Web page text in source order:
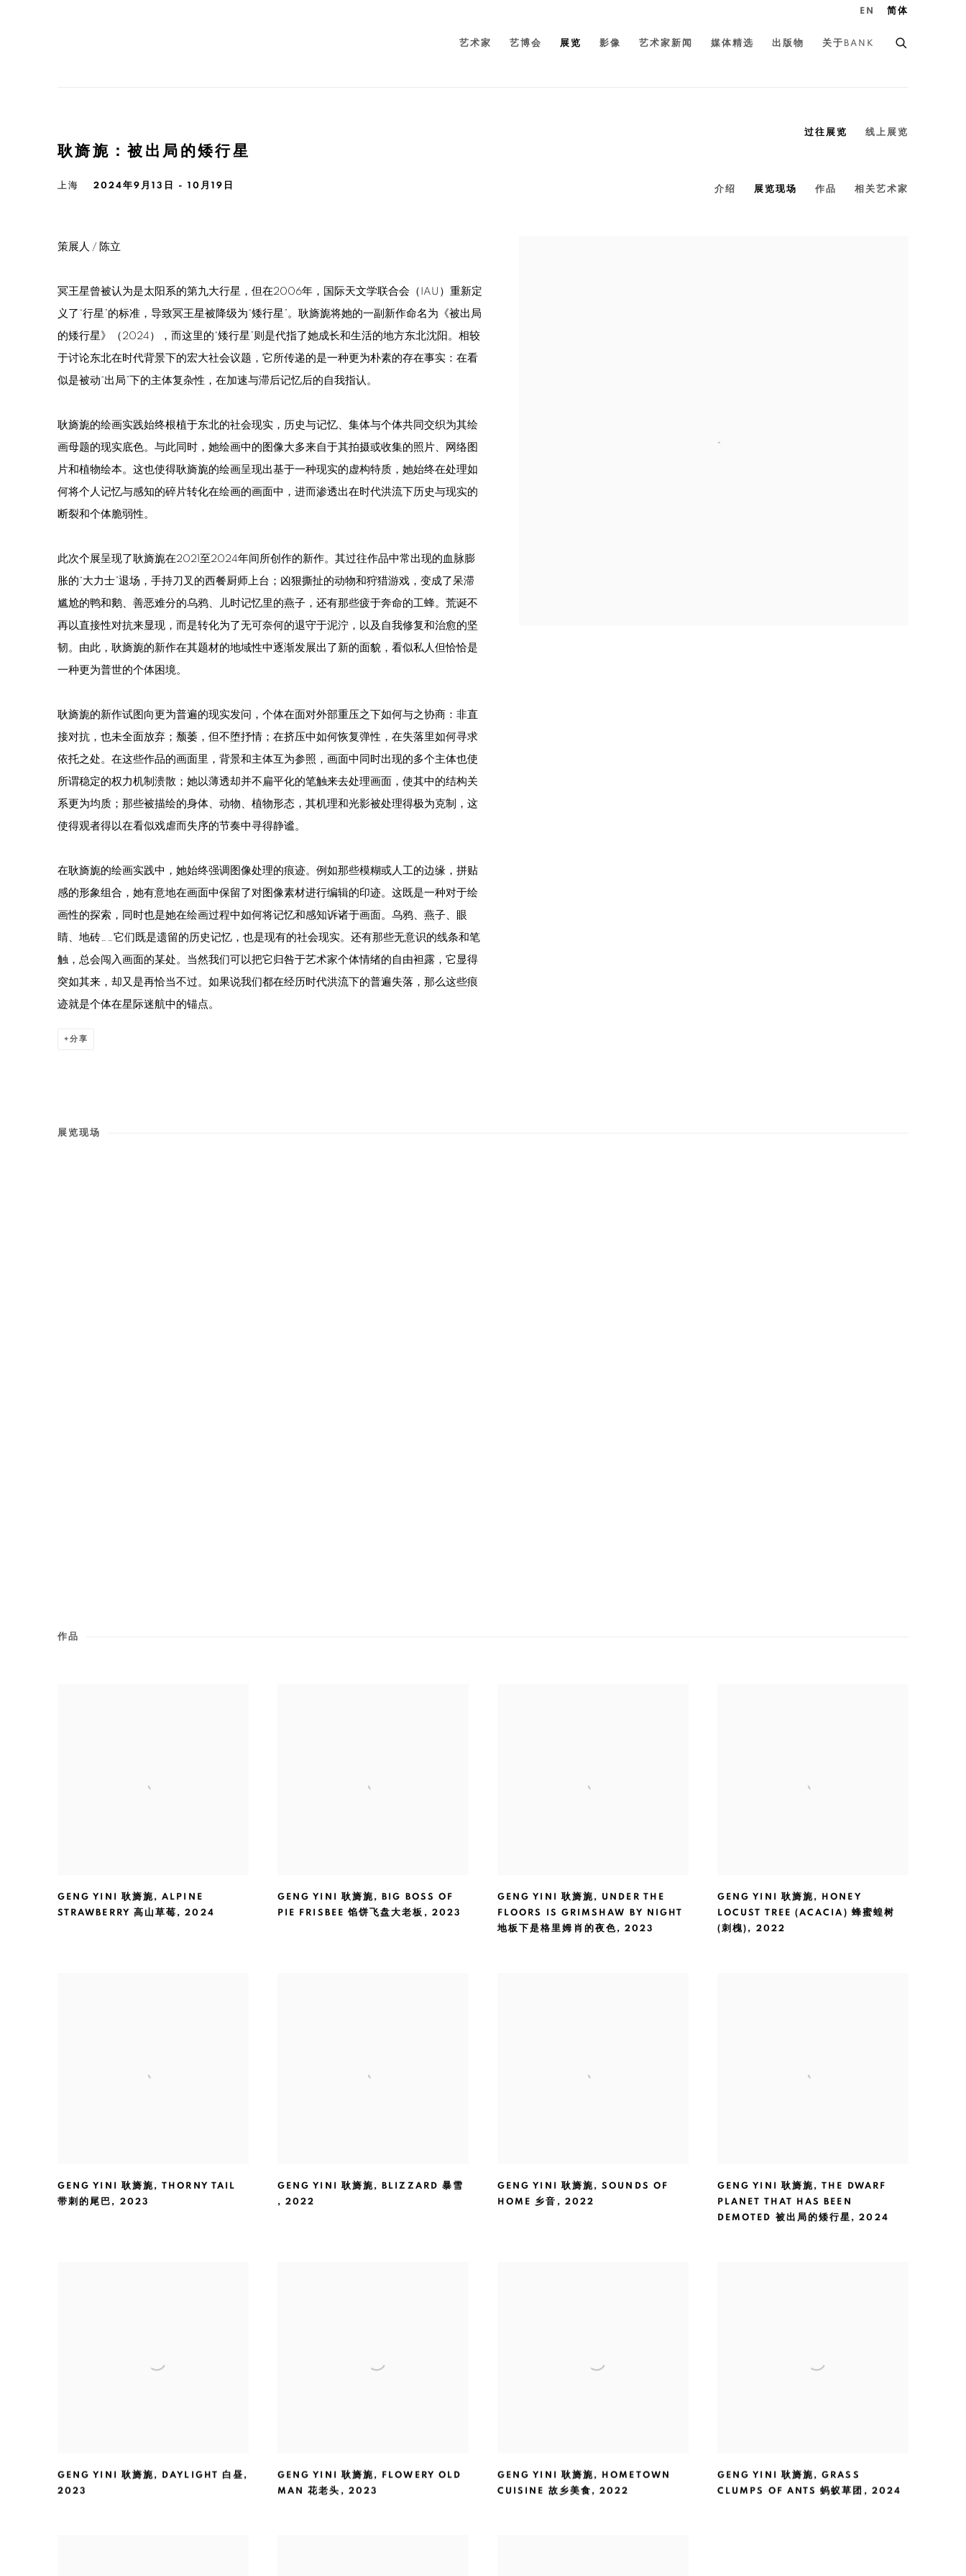
艺术家 艺博会 展览 影像 艺术家新闻 媒体精选 出版物 关于BANK
EN 简体
过往展览 线上展览
耿旖旎：被出局的矮行星
2024年9月13日 - 10月19日
上海 介绍 展览现场 作品 相关艺术家
策展人 / 陈立
冥王星曾被认为是太阳系的第九大行星，但在2006年，国际天文学联合会（IAU）重新定
义了“行星”的标准，导致冥王星被降级为“矮行星”。耿旖旎将她的一副新作命名为《被出局
的矮行星》（2024），而这里的“矮行星”则是代指了她成长和生活的地方东北沈阳。相较
于讨论东北在时代背景下的宏大社会议题，它所传递的是一种更为朴素的存在事实：在看
似是被动“出局”下的主体复杂性，在加速与滞后记忆后的自我指认。
耿旖旎的绘画实践始终根植于东北的社会现实，历史与记忆、集体与个体共同交织为其绘
画母题的现实底色。与此同时，她绘画中的图像大多来自于其拍摄或收集的照片、网络图
片和植物绘本。这也使得耿旖旎的绘画呈现出基于一种现实的虚构特质，她始终在处理如
何将个人记忆与感知的碎片转化在绘画的画面中，进而渗透出在时代洪流下历史与现实的
断裂和个体脆弱性。
此次个展呈现了耿旖旎在2021至2024年间所创作的新作。其过往作品中常出现的血脉膨
胀的“大力士”退场，手持刀叉的西餐厨师上台；凶狠撕扯的动物和狩猎游戏，变成了呆滞
尴尬的鸭和鹅、善恶难分的乌鸦、儿时记忆里的燕子，还有那些疲于奔命的工蜂。荒诞不
再以直接性对抗来显现，而是转化为了无可奈何的退守于泥泞，以及自我修复和治愈的坚
韧。由此，耿旖旎的新作在其题材的地域性中逐渐发展出了新的面貌，看似私人但恰恰是
一种更为普世的个体困境。
耿旖旎的新作试图向更为普遍的现实发问，个体在面对外部重压之下如何与之协商：非直
接对抗，也未全面放弃；颓萎，但不堕抒情；在挤压中如何恢复弹性，在失落里如何寻求
依托之处。在这些作品的画面里，背景和主体互为参照，画面中同时出现的多个主体也使
所谓稳定的权力机制溃散；她以薄透却并不扁平化的笔触来去处理画面，使其中的结构关
系更为均质；那些被描绘的身体、动物、植物形态，其机理和光影被处理得极为克制，这
使得观者得以在看似戏虐而失序的节奏中寻得静谧。
在耿旖旎的绘画实践中，她始终强调图像处理的痕迹。例如那些模糊或人工的边缘，拼贴
感的形象组合，她有意地在画面中保留了对图像素材进行编辑的印迹。这既是一种对于绘
画性的探索，同时也是她在绘画过程中如何将记忆和感知诉诸于画面。乌鸦、燕子、眼
睛、地砖……它们既是遗留的历史记忆，也是现有的社会现实。还有那些无意识的线条和笔
触，总会闯入画面的某处。当然我们可以把它归咎于艺术家个体情绪的自由袒露，它显得
突如其来，却又是再恰当不过。如果说我们都在经历时代洪流下的普遍失落，那么这些痕
迹就是个体在星际迷航中的锚点。
分享
展览现场
作品
GENG YINI 耿旖旎,ALPINE
STRAWBERRY 高山草莓 ,2024
GENG YINI 耿旖旎,
BIG BOSS OF
PIE FRISBEE 馅饼飞盘大老板 , 2023
GENG YINI 耿旖旎, UNDER THE
FLOORS IS GRIMSHAW BY NIGHT
地板下是格里姆肖的夜色,2023
GENG YINI 耿旖旎,
HONEY
LOCUST TREE (ACACIA) 蜂蜜蝗树
(刺槐) , 2022
GENG YINI 耿旖旎,THORNY TAIL
带刺的尾巴 , 2023
GENG YINI 耿旖旎,
BLIZZARD 暴雪
,2022
GENG YINI 耿旖旎,SOUNDS OF
HOME 乡音 , 2022
GENG YINI 耿旖旎,THE DWARF
PLANET THAT HAS BEEN
DEMOTED 被出局的矮行星 ,2024
GENG YINI 耿旖旎, DAYLIGHT 白昼 ,
2023
GENG YINI 耿旖旎, FLOWERY OLD
MAN 花老头 , 2023
GENG YINI 耿旖旎, HOMETOWN
CUISINE 故乡美食 ,2022
GENG YINI 耿旖旎,GRASS
CLUMPS OF ANTS 蚂蚁草团 , 2024